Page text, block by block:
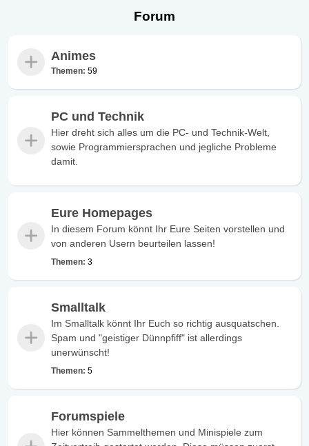
Forum
Animes
Themen: 59
PC und Technik
Hier dreht sich alles um die PC- und Technik-Welt,
sowie Programmiersprachen und jegliche Probleme
damit.
Eure Homepages
In diesem Forum könnt Ihr Eure Seiten vorstellen und
von anderen Usern beurteilen lassen!
Themen: 3
Smalltalk
Im Smalltalk könnt Ihr Euch so richtig ausquatschen.
Spam und "geistiger Dünnpfiff" ist allerdings
unerwünscht!
Themen: 5
Forumspiele
Hier können Sammelthemen und Minispiele zum